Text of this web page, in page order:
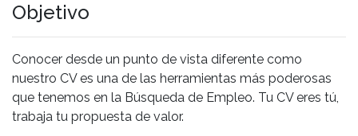
Objetivo
Conocer desde un punto de vista diferente como
nuestro CV es una de las herramientas más poderosas
que tenemos en la Búsqueda de Empleo. Tu CV eres tú,
trabaja tu propuesta de valor.